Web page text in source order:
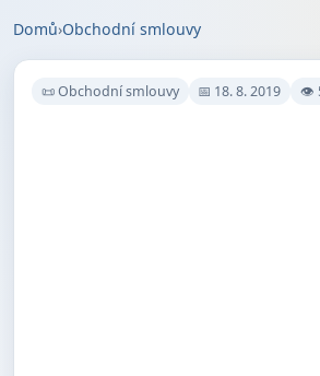
Domů›Obchodní smlouvy
📜 Obchodní smlouvy 📅 18. 8. 2019 👁